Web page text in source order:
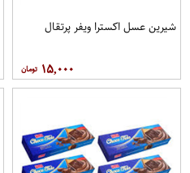
شیرین عسل اکسترا ویفر پرتقال
۱۵,۰۰۰